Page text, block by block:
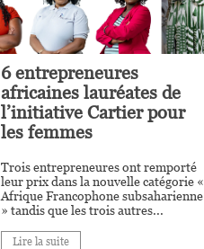
6 entrepreneures
africaines lauréates de
l’initiative Cartier pour
les femmes
Trois entrepreneures ont remporté
leur prix dans la nouvelle catégorie «
Afrique Francophone subsaharienne
» tandis que les trois autres...
Lire la suite